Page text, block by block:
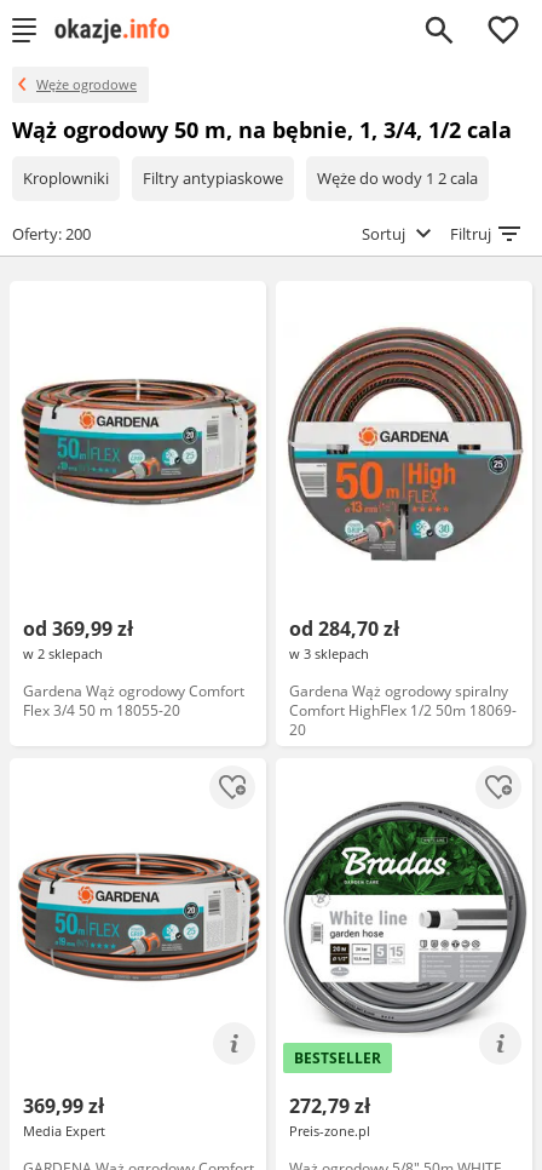
0
Węże ogrodowe
Wąż ogrodowy 50 m, na bębnie, 1, 3/4, 1/2 cala
Kroplowniki Filtry antypiaskowe Węże do wody 1 2 cala
Oferty: 200 Sortuj Filtruj
od 369,99 zł
w 2 sklepach
Gardena Wąż ogrodowy Comfort
Flex 3/4 50 m 18055-20
od 284,70 zł
w 3 sklepach
Gardena Wąż ogrodowy spiralny
Comfort HighFlex 1/2 50m 18069-
20
369,99 zł
Media Expert
BESTSELLER
272,79 zł
Preis-zone.pl